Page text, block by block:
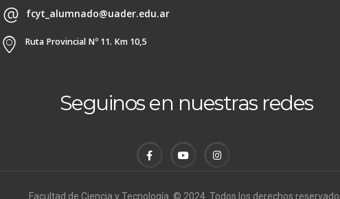
fcyt_alumnado@uader.edu.ar
Ruta Provincial Nº 11. Km 10,5
Seguinos en nuestras redes
Facultad de Ciencia y Tecnología. © 2024. Todos los derechos